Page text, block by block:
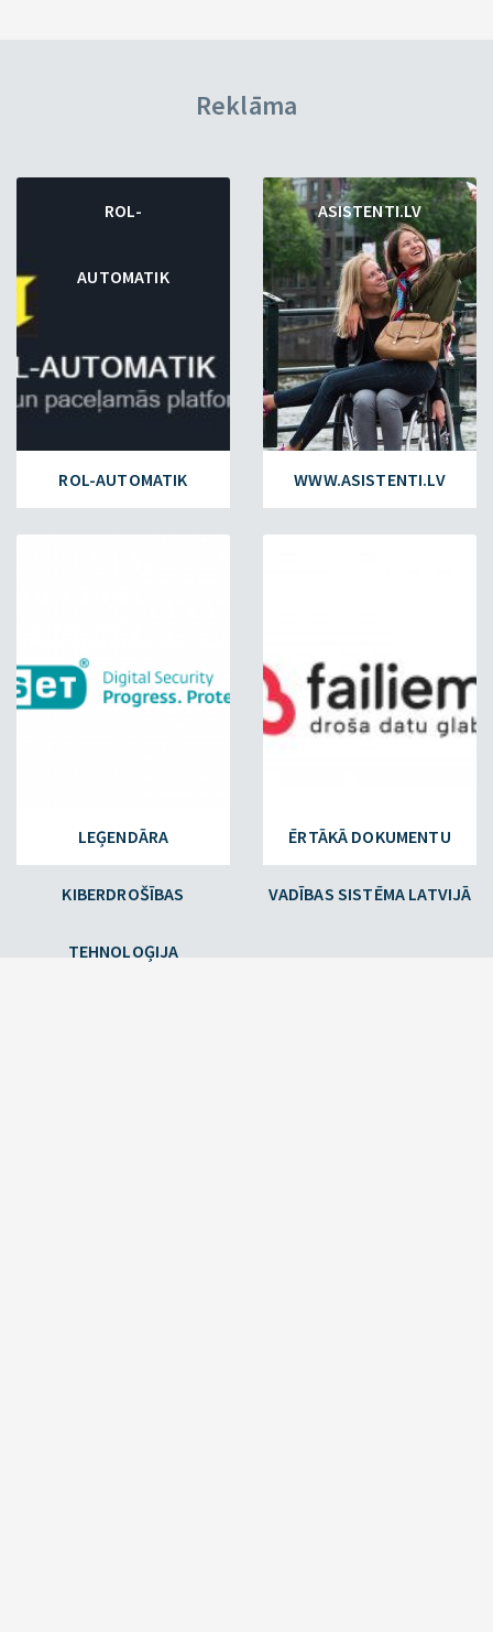
Reklāma
ROL-
AUTOMATIK
ROL-AUTOMATIK
ASISTENTI.LV
WWW.ASISTENTI.LV
LEĢENDĀRA
KIBERDROŠĪBAS
TEHNOLOĢIJA
ĒRTĀKĀ DOKUMENTU
VADĪBAS SISTĒMA LATVIJĀ